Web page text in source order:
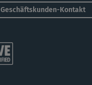
Geschäftskunden-Kontakt